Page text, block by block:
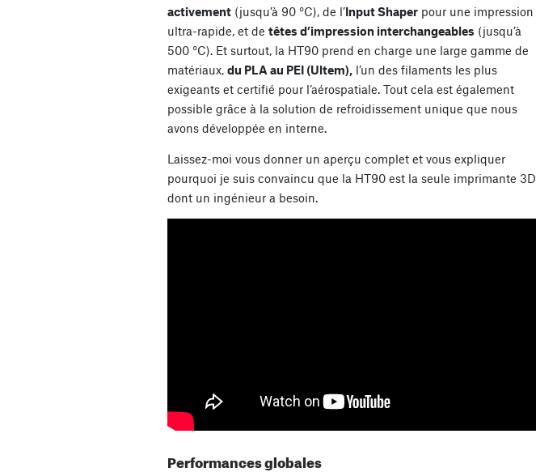
activement (jusqu’à 90 °C), de l’Input Shaper pour une impression
ultra-rapide, et de têtes d’impression interchangeables (jusqu’à
500 °C). Et surtout, la HT90 prend en charge une large gamme de
matériaux, du PLA au PEI (Ultem), l’un des filaments les plus
exigeants et certifié pour l’aérospatiale. Tout cela est également
possible grâce à la solution de refroidissement unique que nous
avons développée en interne.
Laissez-moi vous donner un aperçu complet et vous expliquer
pourquoi je suis convaincu que la HT90 est la seule imprimante 3D
dont un ingénieur a besoin.
Performances globales